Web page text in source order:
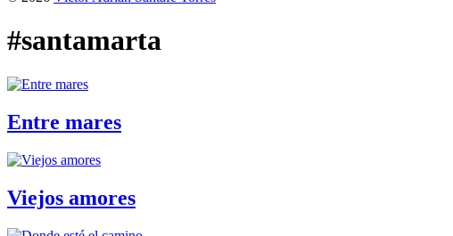
#santamarta
Entre mares
Viejos amores